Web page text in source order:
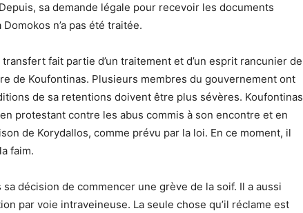
sa demande légale pour recevoir les documents
n’a pas été traitée.
fait partie d’un traitement et d’un esprit rancunier de
de Koufontinas. Plusieurs membres du gouvernement ont
de sa retentions doivent être plus sévères. Koufontinas
protestant contre les abus commis à son encontre et en
de Korydallos, comme prévu par la loi. En ce moment, il
faim.
décision de commencer une grève de la soif. Il a aussi
par voie intraveineuse. La seule chose qu’il réclame est